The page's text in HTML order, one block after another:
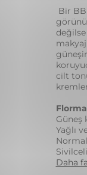
Bir BB
cilt
Güneş
Yağlı
Daha